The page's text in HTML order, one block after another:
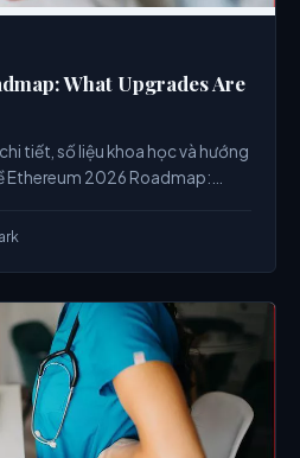
What Upgrades Are
tiết, số liệu khoa học và hướng
Ethereum 2026 Roadmap: